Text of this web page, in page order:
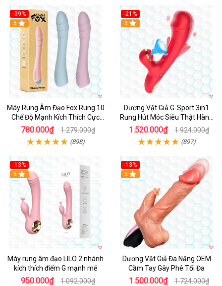
-39%
Hot
5
Máy Rung Âm Đạo Fox Rung 10
Chế Độ Mạnh Kích Thích Cực
Sướng
780.000₫ 1.279.000₫
(898)
-21%
Hot
5
Dương Vật Giả G-Sport 3in1
Rung Hút Móc Siêu Thật Hàng
Hot
1.520.000₫ 1.924.000₫
(897)
-13%
Hot
5
Máy rung âm đạo LILO 2 nhánh
kích thích điểm G mạnh mẽ
950.000₫ 1.092.000₫
-13%
Hot
5
Dương Vật Giả Đa Năng OEM
Cầm Tay Gây Phê Tối Đa
1.500.000₫ 1.724.000₫